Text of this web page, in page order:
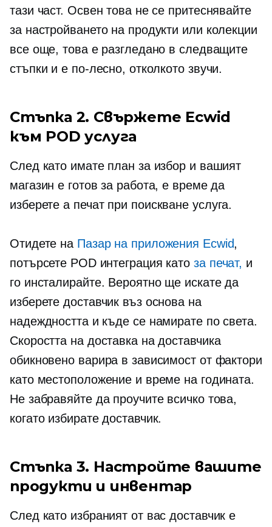
тази част. Освен това не се притеснявайте
за настройването на продукти или колекции
все още, това е разгледано в следващите
стъпки и е по-лесно, отколкото звучи.
Стъпка 2. Свържете Ecwid
към POD услуга
След като имате план за избор и вашият
магазин е готов за работа, е време да
изберете a печат при поискване услуга.
Отидете на Пазар на приложения Ecwid,
потърсете POD интеграция като за печат, и
го инсталирайте. Вероятно ще искате да
изберете доставчик въз основа на
надеждността и къде се намирате по света.
Скоростта на доставка на доставчика
обикновено варира в зависимост от фактори
като местоположение и време на годината.
Не забравяйте да проучите всичко това,
когато избирате доставчик.
Стъпка 3. Настройте вашите
продукти и инвентар
След като избраният от вас доставчик е